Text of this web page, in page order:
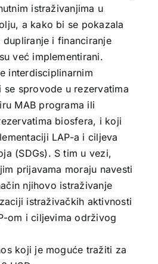
istraživanjima u
a kako bi se pokazala
i financiranje
već implementirani.
interdisciplinarnim
se sprovode u rezervatima
MAB programa ili
biosfera, i koji
LAP-a i ciljeva
(SDGs). S tim u vezi,
prijavama moraju navesti
njihovo istraživanje
istraživačkih aktivnosti
om i ciljevima održivog
koji je moguće tražiti za